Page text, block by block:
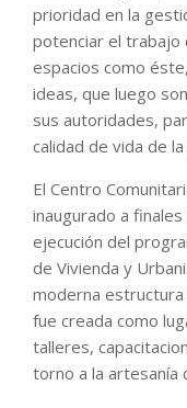
prioridad en la
potenciar el trabajo
espacios como
ideas, que luego
sus autoridades,
calidad de vida de la
El Centro
inaugurado a
ejecución del
de Vivienda y
moderna
fue creada como
talleres,
torno a la artesanía